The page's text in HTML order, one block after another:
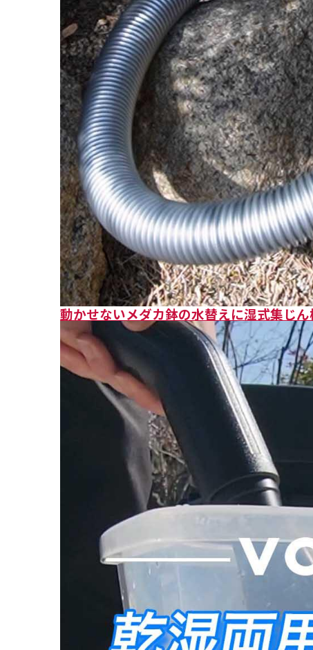
動かせないメダカ鉢の水替えに湿式集じん